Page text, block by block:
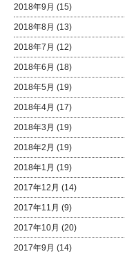
2018年9月 (15)
2018年8月 (13)
2018年7月 (12)
2018年6月 (18)
2018年5月 (19)
2018年4月 (17)
2018年3月 (19)
2018年2月 (19)
2018年1月 (19)
2017年12月 (14)
2017年11月 (9)
2017年10月 (20)
2017年9月 (14)